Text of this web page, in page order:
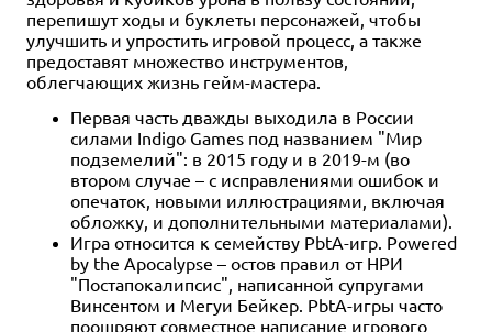
перепишут ходы и буклеты персонажей, чтобы
улучшить и упростить игровой процесс, а также
предоставят множество инструментов,
облегчающих жизнь гейм-мастера.
Первая часть дважды выходила в России
силами Indigo Games под названием "Мир
подземелий": в 2015 году и в 2019-м (во
втором случае – с исправлениями ошибок и
опечаток, новыми иллюстрациями, включая
обложку, и дополнительными материалами).
Игра относится к семейству PbtA-игр. Powered
by the Apocalypse – остов правил от НРИ
"Постапокалипсис", написанной супругами
Винсентом и Мегуи Бейкер. PbtA-игры часто
поощряют совместное написание игрового